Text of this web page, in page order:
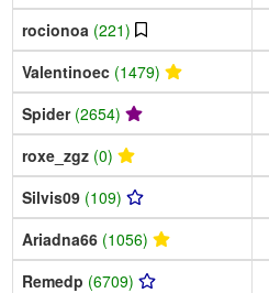
rocionoa (221)
Valentinoec (1479)
Spider (2654)
roxe_zgz (0)
Silvis09 (109)
Ariadna66 (1056)
Remedp (6709)